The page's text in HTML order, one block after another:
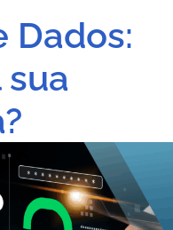
Dados: